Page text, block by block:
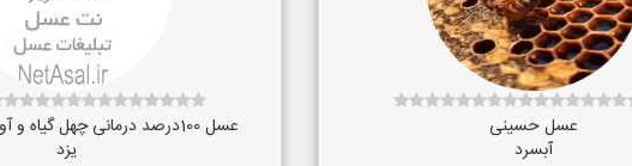
عسل حسینی
آبسرد
عسل 100درصد درمانی چهل گیاه و آویشن به ضمانت
یزد